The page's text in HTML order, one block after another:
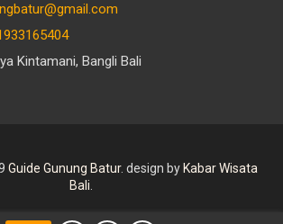
Kintamani, Bangli Bali
Guide Gunung Batur. design by Kabar Wisata
Bali